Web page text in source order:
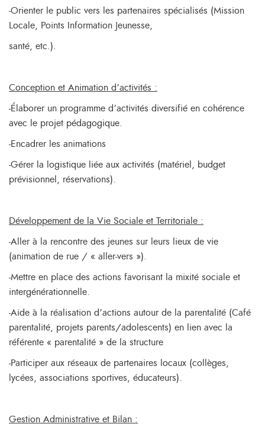
-Orienter le public vers les partenaires spécialisés (Mission
Locale, Points Information Jeunesse,
santé, etc.).
Conception et Animation d’activités :
-Élaborer un programme d’activités diversifié en cohérence
avec le projet pédagogique.
-Encadrer les animations
-Gérer la logistique liée aux activités (matériel, budget
prévisionnel, réservations).
Développement de la Vie Sociale et Territoriale :
-Aller à la rencontre des jeunes sur leurs lieux de vie
(animation de rue / « aller-vers »).
-Mettre en place des actions favorisant la mixité sociale et
intergénérationnelle.
-Aide à la réalisation d’actions autour de la parentalité (Café
parentalité, projets parents/adolescents) en lien avec la
référente « parentalité » de la structure
-Participer aux réseaux de partenaires locaux (collèges,
lycées, associations sportives, éducateurs).
Gestion Administrative et Bilan :